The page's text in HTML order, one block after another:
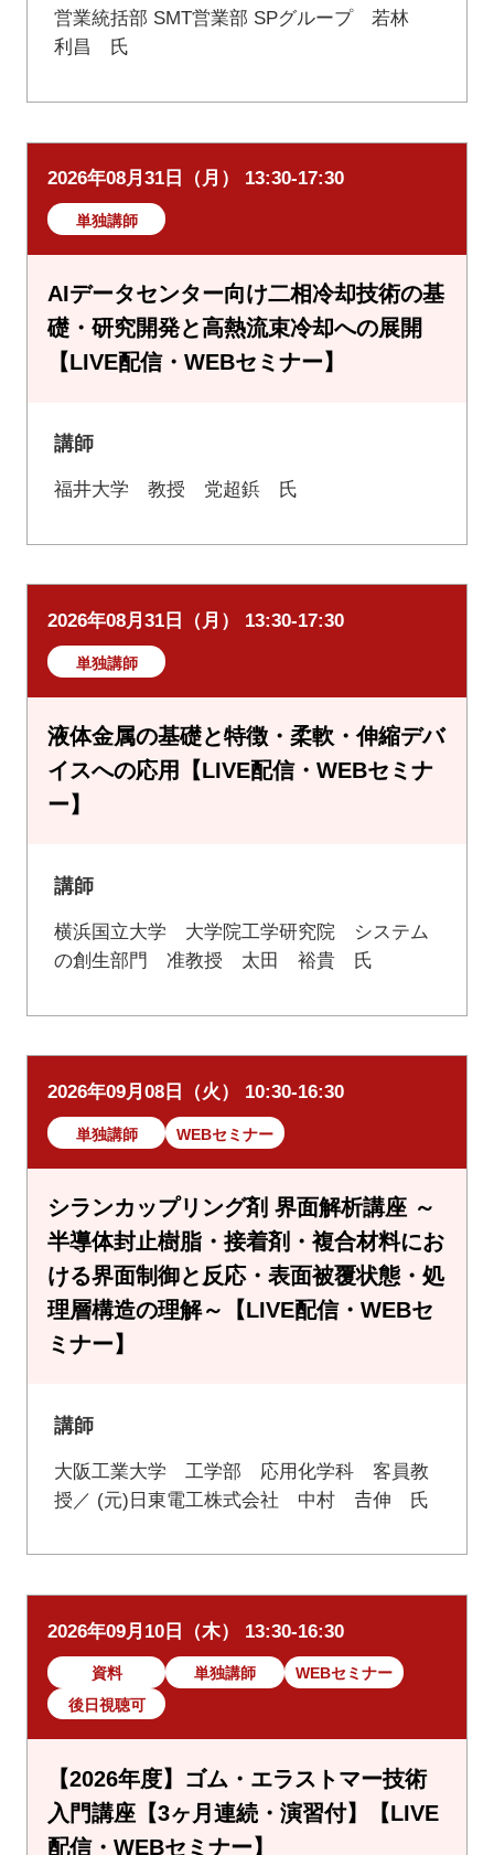
営業統括部 SMT営業部 SPグループ 若林
利昌 氏
2026年08月31日（月） 13:30-17:30
単独講師
AIデータセンター向け二相冷却技術の基
礎・研究開発と高熱流束冷却への展開
【LIVE配信・WEBセミナー】
講師
福井大学 教授 党超鋲 氏
2026年08月31日（月） 13:30-17:30
単独講師
液体金属の基礎と特徴・柔軟・伸縮デバ
イスへの応用【LIVE配信・WEBセミナ
ー】
講師
横浜国立大学 大学院工学研究院 システム
の創生部門 准教授 太田 裕貴 氏
2026年09月08日（火） 10:30-16:30
単独講師 WEBセミナー
シランカップリング剤 界面解析講座 ～
半導体封止樹脂・接着剤・複合材料にお
ける界面制御と反応・表面被覆状態・処
理層構造の理解～【LIVE配信・WEBセ
ミナー】
講師
大阪工業大学 工学部 応用化学科 客員教
授／ (元)日東電工株式会社 中村 𠮷伸 氏
2026年09月10日（木） 13:30-16:30
資料 単独講師
WEBセミナー
後日視聴可
【2026年度】ゴム・エラストマー技術
入門講座【3ヶ月連続・演習付】【LIVE
配信・WEBセミナー】